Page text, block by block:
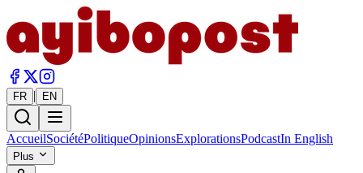
FR | EN
AccueilSociétéPolitiqueOpinionsExplorationsPodcastIn English
Plus